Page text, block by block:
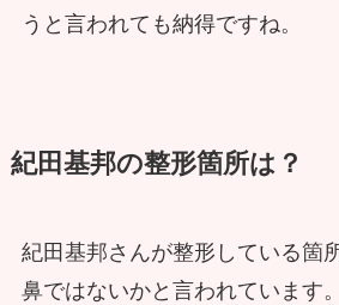
うと言われても納得ですね。
紀田基邦の整形箇所は？
紀田基邦さんが整形している箇
鼻ではないかと言われています